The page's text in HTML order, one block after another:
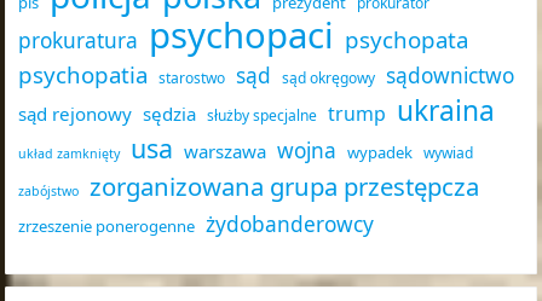
prokuratura psychopaci psychopata
psychopatia
starostwo sąd sąd okręgowy sądownictwo
sąd rejonowy sędzia służby specjalne trump ukraina
układ zamknięty usa warszawa wojna wypadek wywiad
zabójstwo zorganizowana grupa przestępcza
zrzeszenie ponerogenne żydobanderowcy